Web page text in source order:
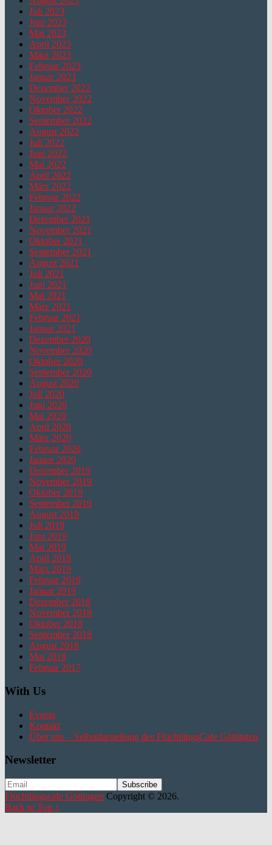
Juli 2023
Juni 2023
Mai 2023
April 2023
März 2023
Februar 2023
Januar 2023
Dezember 2022
November 2022
Oktober 2022
September 2022
August 2022
Juli 2022
Juni 2022
Mai 2022
April 2022
März 2022
Februar 2022
Januar 2022
Dezember 2021
November 2021
Oktober 2021
September 2021
August 2021
Juli 2021
Juni 2021
Mai 2021
März 2021
Februar 2021
Januar 2021
Dezember 2020
November 2020
Oktober 2020
September 2020
August 2020
Juli 2020
Juni 2020
Mai 2020
April 2020
März 2020
Februar 2020
Januar 2020
Dezember 2019
November 2019
Oktober 2019
September 2019
August 2019
Juli 2019
Juni 2019
Mai 2019
April 2019
März 2019
Februar 2019
Januar 2019
Dezember 2018
November 2018
Oktober 2018
September 2018
August 2018
Mai 2018
Februar 2017
With Us
Events
Kontakt
Über uns – Selbstdarstellung des FlüchtlingsCafe Göttingen
Newsletter
Flüchtlingscafe Göttingen Copyright © 2026.
Back to Top ↑